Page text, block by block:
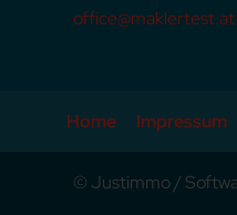
office@maklertest.at
Home Impressum
©Justimmo/